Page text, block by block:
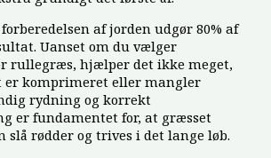
af jorden udgør 80% af
Uanset om du vælger
rullegræs, hjælper det ikke meget,
er komprimeret eller mangler
rydning og korrekt
er fundamentet for, at græsset
slå rødder og trives i det lange løb.